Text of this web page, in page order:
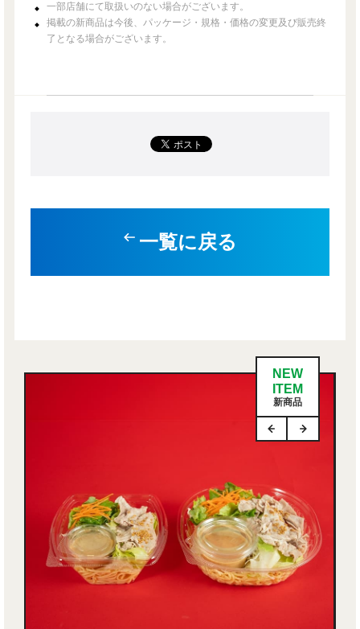
一部店舗にて取扱いのない場合がございます。
掲載の新商品は今後、パッケージ・規格・価格の変更及び販売終
了となる場合がございます。
一覧に戻る
NEW
ITEM
新商品